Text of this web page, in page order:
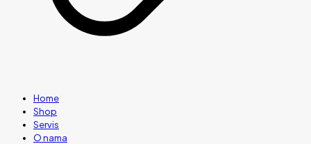
Home
Shop
Servis
O nama